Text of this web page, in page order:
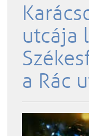
utcája
a Rác